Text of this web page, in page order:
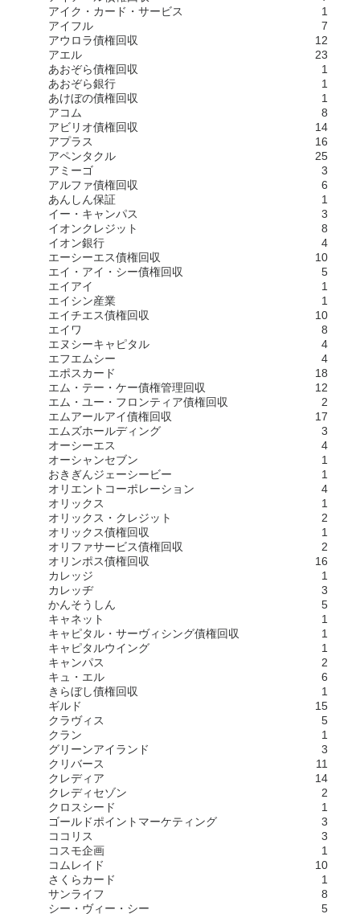
アイク・カード・サービス
1
アイフル
7
アウロラ債権回収
12
アエル
23
あおぞら債権回収
1
あおぞら銀行
1
あけぼの債権回収
1
アコム
8
アビリオ債権回収
14
アプラス
16
アペンタクル
25
アミーゴ
3
アルファ債権回収
6
あんしん保証
1
イー・キャンパス
3
イオンクレジット
8
イオン銀行
4
エーシーエス債権回収
10
エイ・アイ・シー債権回収
5
エイアイ
1
エイシン産業
1
エイチエス債権回収
10
エイワ
8
エヌシーキャピタル
4
エフエムシー
4
エポスカード
18
エム・テー・ケー債権管理回収
12
エム・ユー・フロンティア債権回収
2
エムアールアイ債権回収
17
エムズホールディング
3
オーシーエス
4
オーシャンセブン
1
おきぎんジェーシービー
1
オリエントコーポレーション
4
オリックス
1
オリックス・クレジット
2
オリックス債権回収
1
オリファサービス債権回収
2
オリンポス債権回収
16
カレッジ
1
カレッヂ
3
かんそうしん
5
キャネット
1
キャピタル・サーヴィシング債権回収
1
キャピタルウイング
1
キャンパス
2
キュ・エル
6
きらぼし債権回収
1
ギルド
15
クラヴィス
5
クラン
1
グリーンアイランド
3
クリバース
11
クレディア
14
クレディセゾン
2
クロスシード
1
ゴールドポイントマーケティング
3
ココリス
3
コスモ企画
1
コムレイド
10
さくらカード
1
サンライフ
8
シー・ヴィー・シー
5